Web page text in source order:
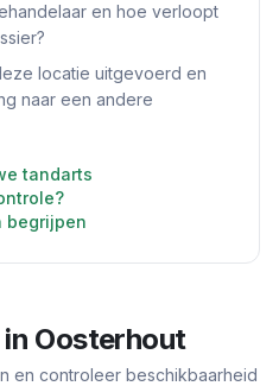
en hoe verloopt
locatie uitgevoerd en
naar een andere
tandarts
begrijpen
Oosterhout
en controleer beschikbaarheid